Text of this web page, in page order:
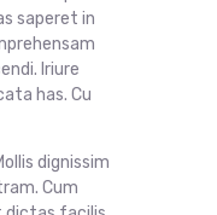
saperet in
Iriure
has. Cu
dignissim
Cum